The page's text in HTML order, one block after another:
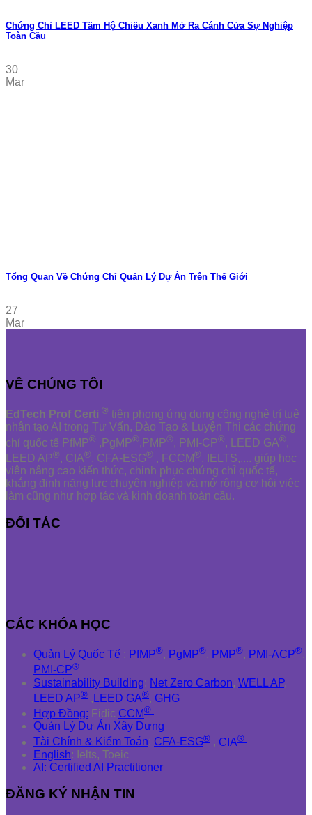
Chứng Chỉ LEED Tấm Hộ Chiếu Xanh Mở Ra Cánh Cửa Sự Nghiệp
Toàn Cầu
30
Mar
Tổng Quan Về Chứng Chỉ Quản Lý Dự Án Trên Thế Giới
27
Mar
VỀ CHÚNG TÔI
EdTech Prof Certi ® tiên phong ứng dụng công nghệ trí tuệ
nhân tạo AI trong Tư Vấn, Đào Tạo & Luyện Thi các chứng
chỉ quốc tế PfMP® ,PgMP®,PMP®, PMI-CP®, LEED GA®,
LEED AP®, CIA®, CFA-ESG® , FCCM®, IELTS,.... giúp học
viên nâng cao kiến thức, chinh phục chứng chỉ quốc tế,
khẳng định năng lực chuyên nghiệp và mở rộng cơ hội việc
làm cũng như hợp tác và kinh doanh toàn cầu.
ĐỐI TÁC
CÁC KHÓA HỌC
Quản Lý Quốc Tế : PfMP®, PgMP®, PMP®, PMI-ACP®,
PMI-CP®
Sustainability Building: Net Zero Carbon, WELL AP,
LEED AP® , LEED GA®, GHG
Hợp Đồng: Fidic CCM®
Quản Lý Dự Án Xây Dựng
Tài Chính & Kiểm Toán: CFA-ESG® , CIA®
English: Ielts, Toeic
AI: Certified AI Practitioner
ĐĂNG KÝ NHẬN TIN